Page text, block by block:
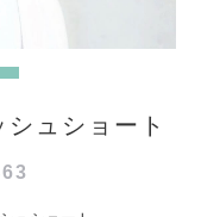
ュショート